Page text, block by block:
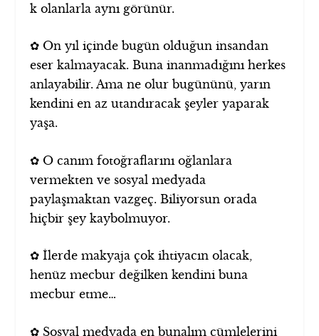
k olanlarla aynı görünür.
✿ On yıl içinde bugün olduğun insandan
eser kalmayacak. Buna inanmadığını herkes
anlayabilir. Ama ne olur bugününü, yarın
kendini en az utandıracak şeyler yaparak
yaşa.
✿ O canım fotoğraflarını oğlanlara
vermekten ve sosyal medyada
paylaşmaktan vazgeç. Biliyorsun orada
hiçbir şey kaybolmuyor.
✿ İlerde makyaja çok ihtiyacın olacak,
henüz mecbur değilken kendini buna
mecbur etme…
✿ Sosyal medyada en bunalım cümlelerini